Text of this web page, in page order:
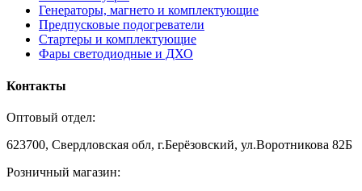
Генераторы, магнето и комплектующие
Предпусковые подогреватели
Стартеры и комплектующие
Фары светодиодные и ДХО
Контакты
Оптовый отдел:
623700, Свердловская обл, г.Берёзовский, ул.Воротникова 82Б
Розничный магазин: